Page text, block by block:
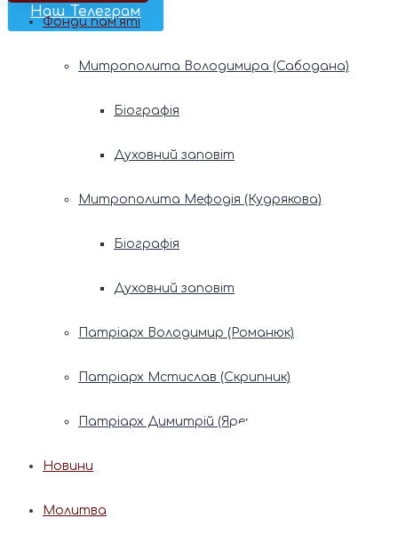
Наш Телеграм
Фонди пам’яті
Митрополита Володимира (Сабодана)
Біографія
Духовний заповіт
Митрополита Мефодія (Кудрякова)
Біографія
Духовний заповіт
Патріарх Володимир (Романюк)
Патріарх Мстислав (Скрипник)
Патріарх Димитрій (Ярема)
Новини
Молитва